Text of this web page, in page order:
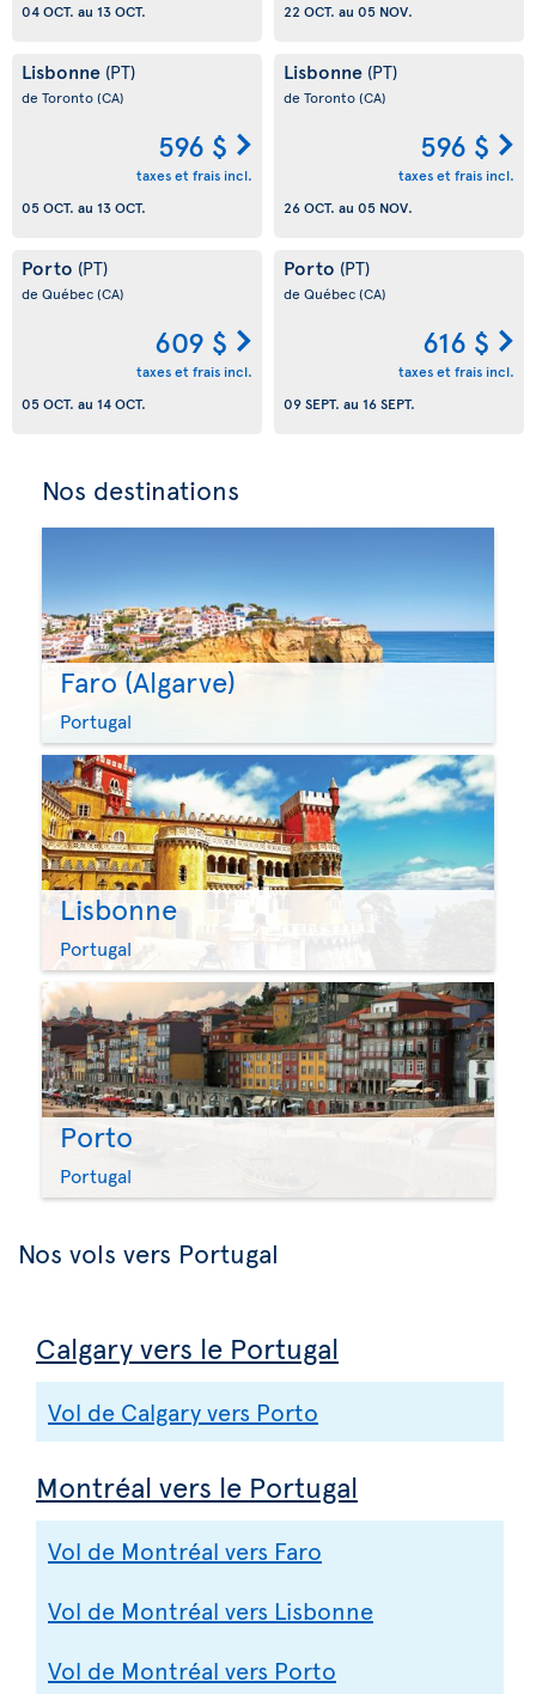
04 OCT. au 13 OCT.
22 OCT. au 05 NOV.
Lisbonne (PT)
de Toronto(CA)
596 $
taxes et frais incl.
05 OCT. au 13 OCT.
Lisbonne (PT)
de Toronto(CA)
596 $
taxes et frais incl.
26 OCT. au 05 NOV.
Porto (PT)
de Québec(CA)
609 $
taxes et frais incl.
05 OCT. au 14 OCT.
Porto (PT)
de Québec(CA)
616 $
taxes et frais incl.
09 SEPT. au 16 SEPT.
Nos destinations
Faro (Algarve)
Portugal
Lisbonne
Portugal
Porto
Portugal
Nos vols vers Portugal
Calgary vers le Portugal
Vol de Calgary vers Porto
Montréal vers le Portugal
Vol de Montréal vers Faro
Vol de Montréal vers Lisbonne
Vol de Montréal vers Porto